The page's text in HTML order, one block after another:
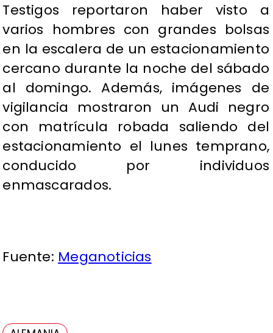
Testigos reportaron haber visto a
varios hombres con grandes bolsas
en la escalera de un estacionamiento
cercano durante la noche del sábado
al domingo. Además, imágenes de
vigilancia mostraron un Audi negro
con matrícula robada saliendo del
estacionamiento el lunes temprano,
conducido por individuos
enmascarados.
Fuente: Meganoticias